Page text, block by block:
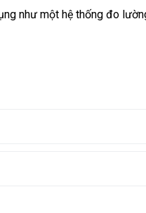
như một hệ thống đo